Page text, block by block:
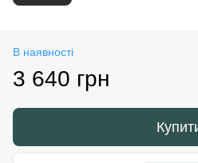
В наявності
3 640 грн